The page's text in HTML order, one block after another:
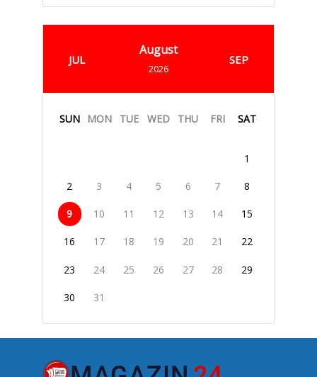
JUL
August
2026
SEP
SUN MON TUE WED THU FRI SAT
1
2 3 4 5 6 7 8
9 10 11 12 13 14 15
16 17 18 19 20 21 22
23 24 25 26 27 28 29
30 31